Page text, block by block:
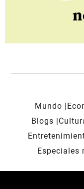
Mundo
Blogs
Especiales